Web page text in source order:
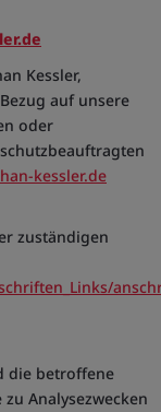
Kessler,
auf unsere
oder
kessler.de
zuständigen
die betroffene
Analysezwecken